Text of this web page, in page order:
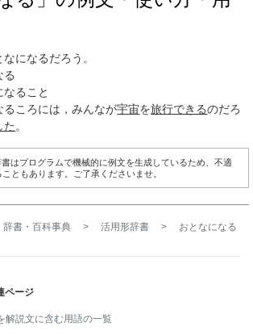
なになるだろう。
る
なること
るころには，みんなが宇宙を旅行できるのだろ
た 。
はプログラムで機械的に例文を生成しているため、不適
ともあります。ご了承くださいませ。
辞書・百科事典 > 活用形辞書 >
おとなになる
ページ
解説文に含む用語の一覧